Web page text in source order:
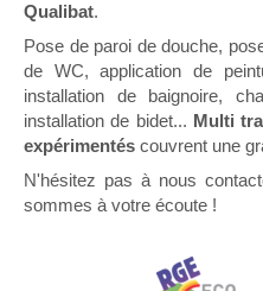
Qualibat.
Pose de paroi de douche,
de WC, application de
installation de baignoire,
installation de bidet... Multi
expérimentés couvrent une
N'hésitez pas à nous
sommes à votre écoute !